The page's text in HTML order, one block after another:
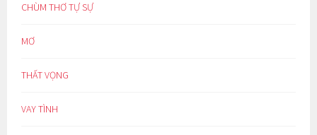
CHÙM THƠ TỰ SỰ
MƠ
THẤT VỌNG
VAY TÌNH